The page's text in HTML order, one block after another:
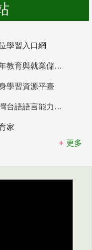
學習入口網
青年教育與就業儲蓄帳戶
學習資源平臺
臺灣台語語言能力認證網站
家
更多